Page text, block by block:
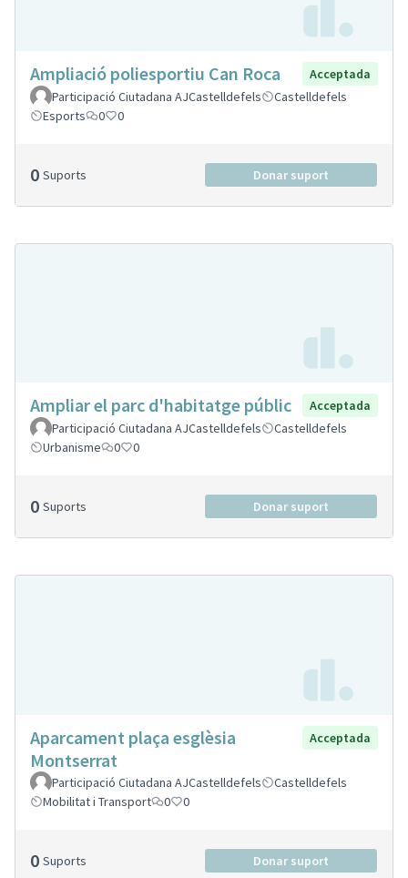
Ampliació poliesportiu Can Roca
Acceptada
Participació Ciutadana AJCastelldefels
Castelldefels
Esports
0 0
0 Suports Donar suport
Ampliar el parc d'habitatge públic
Acceptada
Participació Ciutadana AJCastelldefels
Castelldefels
Urbanisme
0 0
0 Suports Donar suport
Aparcament plaça esglèsia
Montserrat
Acceptada
Participació Ciutadana AJCastelldefels
Castelldefels
Mobilitat i Transport
0 0
0 Suports Donar suport